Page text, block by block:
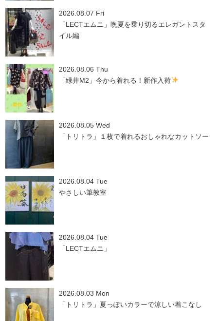
2026.08.07 Fri
「LECTエムニ」晩夏を乗り切るエレガントスタ
イル編
2026.08.06 Thu
「緑井M2」今から着れる！新作入荷
2026.08.05 Wed
「トリトラ」１枚で着れるおしゃれなカットソー
2026.08.04 Tue
やさしい筆教室
2026.08.04 Tue
「LECTエムニ」
2026.08.03 Mon
「トリトラ」夏っぽいカラーで涼しい着こなし